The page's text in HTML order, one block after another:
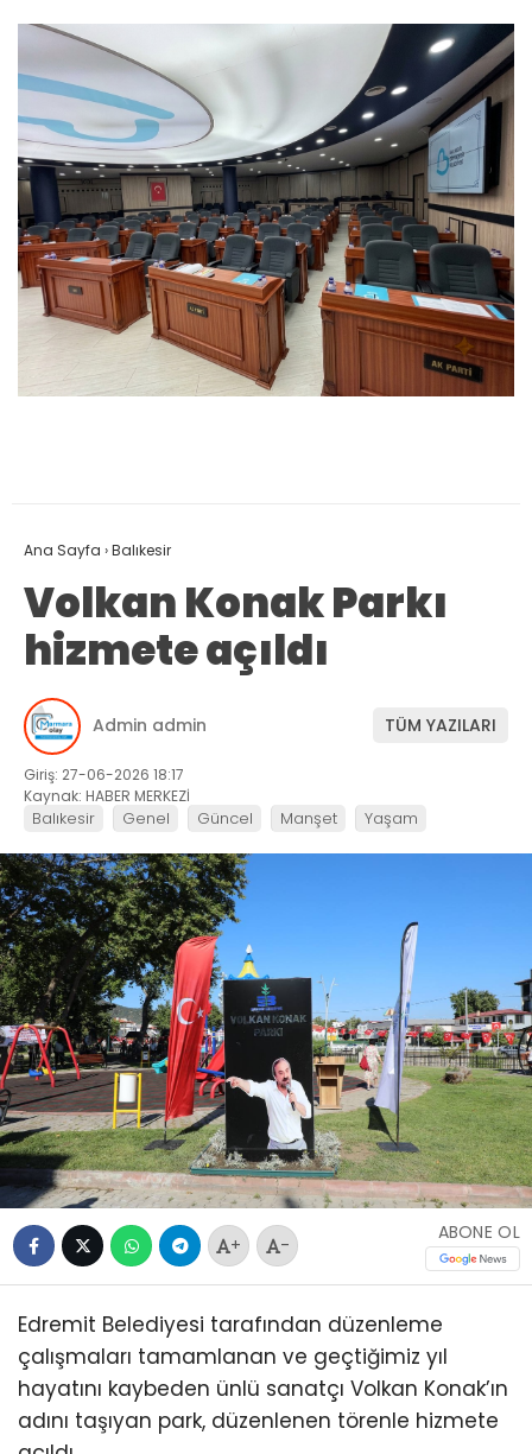
Ana Sayfa ›Balıkesir
Volkan Konak Parkı
hizmete açıldı
Admin admin TÜM YAZILARI
Giriş: 27-06-2026 18:17
Kaynak: HABER MERKEZİ
Balıkesir Genel Güncel Manşet Yaşam
+ -
ABONE OL
Edremit Belediyesi tarafından düzenleme
çalışmaları tamamlanan ve geçtiğimiz yıl
hayatını kaybeden ünlü sanatçı Volkan Konak’ın
adını taşıyan park, düzenlenen törenle hizmete